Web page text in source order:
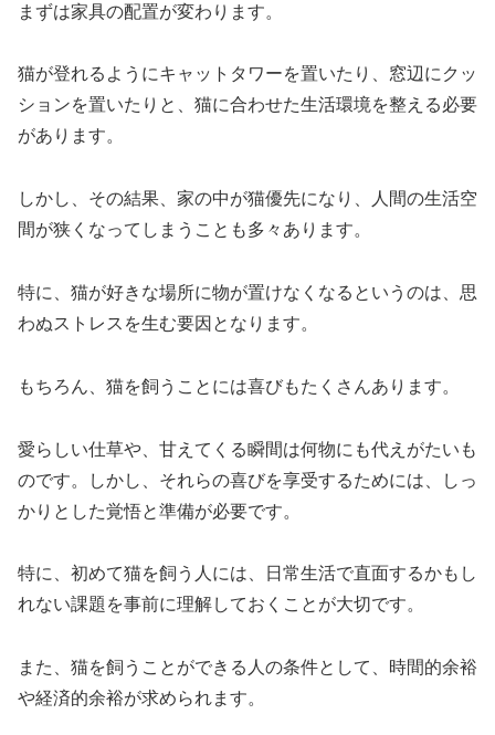
まずは家具の配置が変わります。
猫が登れるようにキャットタワーを置いたり、窓辺にクッ
ションを置いたりと、猫に合わせた生活環境を整える必要
があります。
しかし、その結果、家の中が猫優先になり、人間の生活空
間が狭くなってしまうことも多々あります。
特に、猫が好きな場所に物が置けなくなるというのは、思
わぬストレスを生む要因となります。
もちろん、猫を飼うことには喜びもたくさんあります。
愛らしい仕草や、甘えてくる瞬間は何物にも代えがたいも
のです。しかし、それらの喜びを享受するためには、しっ
かりとした覚悟と準備が必要です。
特に、初めて猫を飼う人には、日常生活で直面するかもし
れない課題を事前に理解しておくことが大切です。
また、猫を飼うことができる人の条件として、時間的余裕
や経済的余裕が求められます。